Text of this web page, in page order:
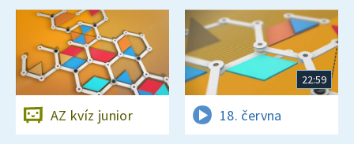
AZ kvíz junior
22:59
18. června